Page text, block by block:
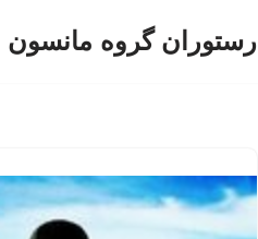
رستوران گروه مانسون